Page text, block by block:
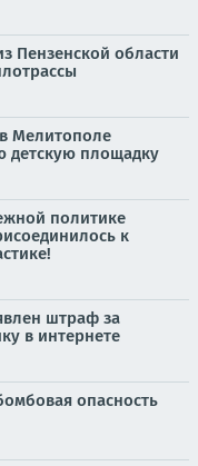
Пензенской области
Мелитополе
детскую площадку
политике
к
штраф за
в интернете
опасность